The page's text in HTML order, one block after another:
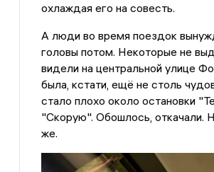
охлаждая его на совесть.
А люди во время поездок
головы потом. Некоторые не
видели на центральной улице
была, кстати, ещё не столь
стало плохо около остановки
"Скорую". Обошлось, откачали.
же.